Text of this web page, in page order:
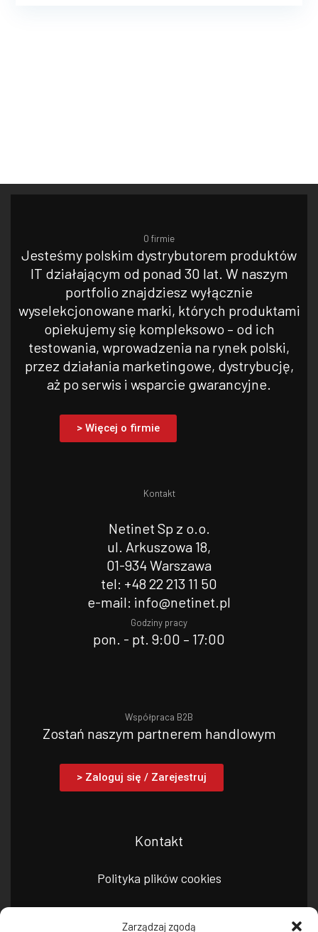
Zarządzaj zgodą
O firmie
Jesteśmy polskim dystrybutorem produktów
IT działającym od ponad 30 lat. W naszym
portfolio znajdziesz wyłącznie
wyselekcjonowane marki, których produktami
opiekujemy się kompleksowo – od ich
testowania, wprowadzenia na rynek polski,
przez działania marketingowe, dystrybucję,
aż po serwis i wsparcie gwarancyjne.
> Więcej o firmie
Kontakt
Netinet Sp z o.o.
ul. Arkuszowa 18,
01-934 Warszawa
tel: +48 22 213 11 50
e-mail: info@netinet.pl
Godziny pracy
pon. - pt. 9:00 – 17:00
Współpraca B2B
Zostań naszym partnerem handlowym
> Zaloguj się / Zarejestruj
Kontakt
Polityka plików cookies